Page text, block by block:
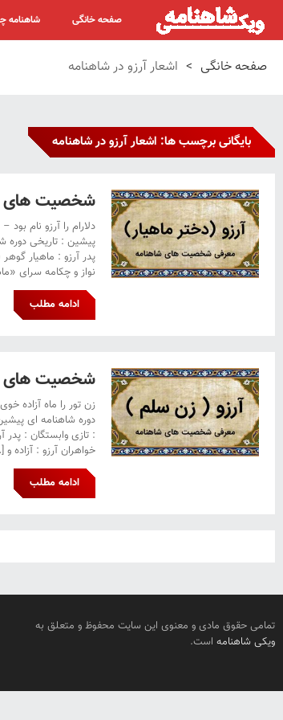
صفحه خانگی شاهنامه
صفحه خانگی > اشعار آرزو در شاهنامه
بایگانی برچسب ها: اشعار آرزو در شاهنامه
شخصیت های
دلارام را آرزو نام
پیشین : تاریخی دوره
پدر آرزو : ماهیار
نواز و چکامه سرای
ادامه مطلب
شخصیت های
زن تور را ماه آزاده
دوره شاهنامه ای
: تازی وابستگان :
خواهران آرزو : آزاده و
ادامه مطلب
تمامی حقوق مادی و معنوی این سایت محفوظ و متعلق به
ویکی شاهنامه است.